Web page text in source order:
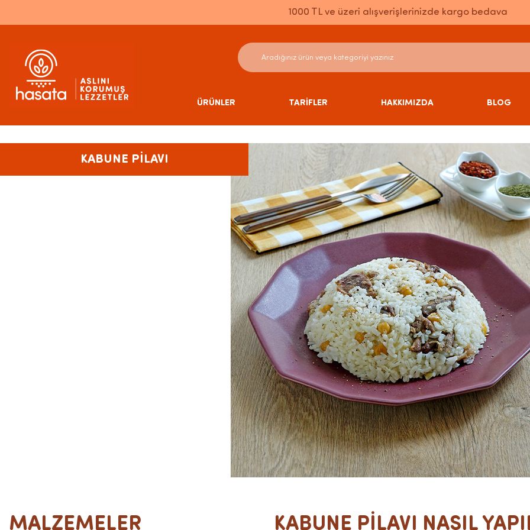
1000 TL ve üzeri alışverişlerinizde kargo bedava
ÜRÜNLER TARİFLER HAKKIMIZDA BLOG
KABUNE PİLAVI
MALZEMELER KABUNE PİLAVI NASIL